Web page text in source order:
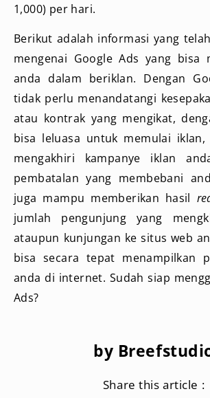
1,000) per hari.
Berikut adalah informasi yang
mengenai Google Ads yang bisa
anda dalam beriklan. Dengan
tidak perlu menandatangi
atau kontrak yang mengikat,
bisa leluasa untuk memulai
mengakhiri kampanye iklan
pembatalan yang membebani
juga mampu memberikan hasil
jumlah pengunjung yang
ataupun kunjungan ke situs web
bisa secara tepat menampilkan
anda di internet. Sudah siap
Ads?
by
Share this article :